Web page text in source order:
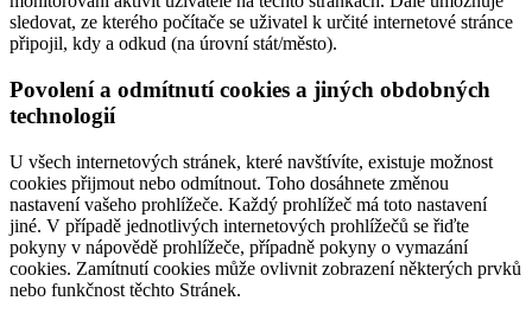
sledovat, ze kterého počítače se uživatel k určité internetové stránce
připojil, kdy a odkud (na úrovní stát/město).
Povolení a odmítnutí cookies a jiných obdobných
technologií
U všech internetových stránek, které navštívíte, existuje možnost
cookies přijmout nebo odmítnout. Toho dosáhnete změnou
nastavení vašeho prohlížeče. Každý prohlížeč má toto nastavení
jiné. V případě jednotlivých internetových prohlížečů se řiďte
pokyny v nápovědě prohlížeče, případně pokyny o vymazání
cookies. Zamítnutí cookies může ovlivnit zobrazení některých prvků
nebo funkčnost těchto Stránek.